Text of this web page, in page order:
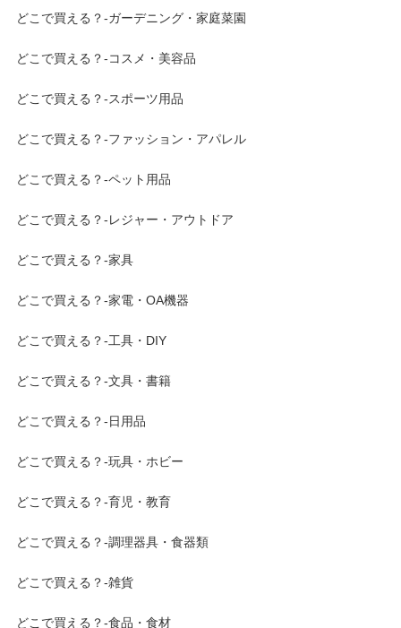
どこで買える？-ガーデニング・家庭菜園
どこで買える？-コスメ・美容品
どこで買える？-スポーツ用品
どこで買える？-ファッション・アパレル
どこで買える？-ペット用品
どこで買える？-レジャー・アウトドア
どこで買える？-家具
どこで買える？-家電・OA機器
どこで買える？-工具・DIY
どこで買える？-文具・書籍
どこで買える？-日用品
どこで買える？-玩具・ホビー
どこで買える？-育児・教育
どこで買える？-調理器具・食器類
どこで買える？-雑貨
どこで買える？-食品・食材